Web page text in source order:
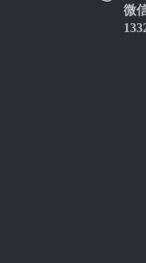
彩涂卷-天津新宇
微